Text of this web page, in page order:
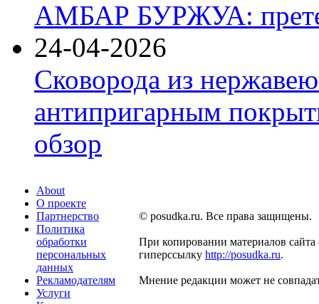
АМБАР БУРЖУА:
24-04-2026
Сковорода из
антипригарным
обзор
About
О проекте
Партнерство
Политика
обработки
персональных
данных
Рекламодателям
Услуги
© posudka.ru. Все права защищены.
При копировании материалов сайта
гиперссылку http://posudka.ru.
Мнение редакции может не